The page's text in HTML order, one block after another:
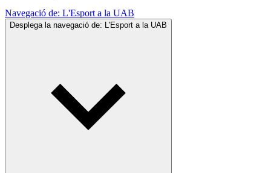
Navegació de: L'Esport a la UAB
Desplega la navegació de: L'Esport a la UAB